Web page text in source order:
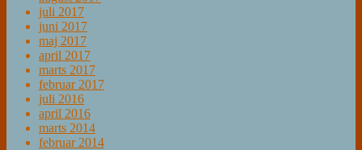
juli 2017
juni 2017
maj 2017
april 2017
marts 2017
februar 2017
juli 2016
april 2016
marts 2014
februar 2014